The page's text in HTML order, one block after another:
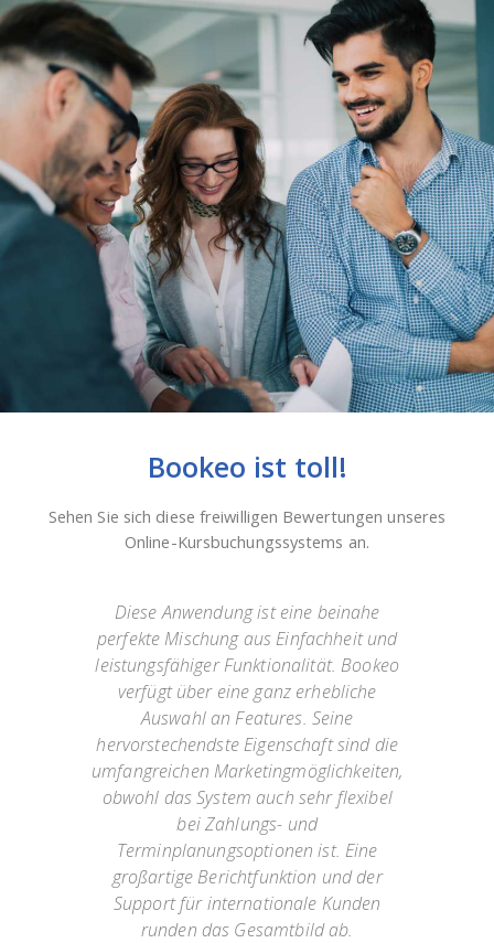
Bookeo ist toll!
Sehen Sie sich diese freiwilligen Bewertungen unseres
Online-Kursbuchungssystems an.
Diese Anwendung ist eine beinahe
perfekte Mischung aus Einfachheit und
leistungsfähiger Funktionalität. Bookeo
verfügt über eine ganz erhebliche
Auswahl an Features. Seine
hervorstechendste Eigenschaft sind die
umfangreichen Marketingmöglichkeiten,
obwohl das System auch sehr flexibel
bei Zahlungs- und
Terminplanungsoptionen ist. Eine
großartige Berichtfunktion und der
Support für internationale Kunden
runden das Gesamtbild ab.